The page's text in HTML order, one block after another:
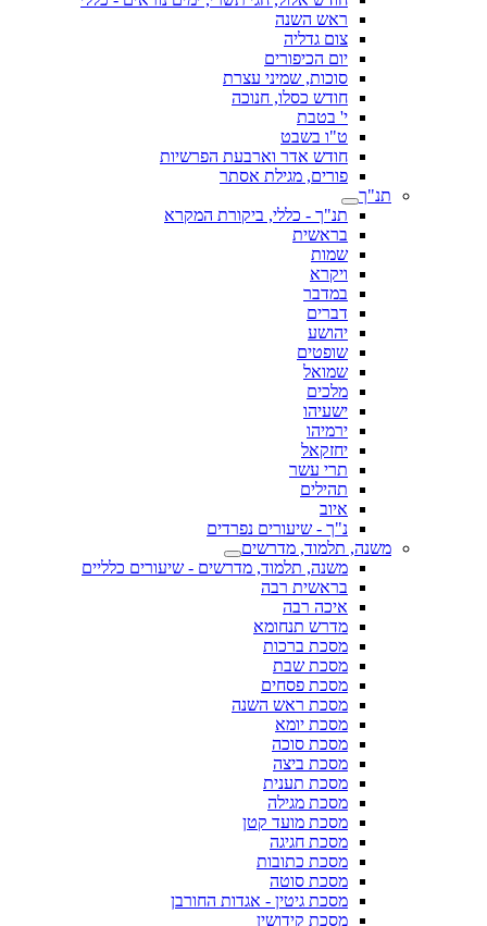
ראש השנה
צום גדליה
יום הכיפורים
סוכות, שמיני עצרת
חודש כסלו, חנוכה
י' בטבת
ט"ו בשבט
חודש אדר וארבעת הפרשיות
פורים, מגילת אסתר
תנ"ך
תנ"ך - כללי, ביקורת המקרא
בראשית
שמות
ויקרא
במדבר
דברים
יהושע
שופטים
שמואל
מלכים
ישעיהו
ירמיהו
יחזקאל
תרי עשר
תהילים
איוב
נ"ך - שיעורים נפרדים
משנה, תלמוד, מדרשים
משנה, תלמוד, מדרשים - שיעורים כלליים
בראשית רבה
איכה רבה
מדרש תנחומא
מסכת ברכות
מסכת שבת
מסכת פסחים
מסכת ראש השנה
מסכת יומא
מסכת סוכה
מסכת ביצה
מסכת תענית
מסכת מגילה
מסכת מועד קטן
מסכת חגיגה
מסכת כתובות
מסכת סוטה
מסכת גיטין - אגדות החורבן
מסכת קידושין